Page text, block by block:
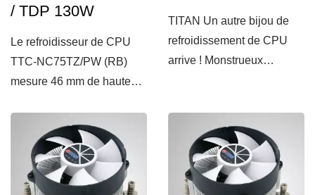
/ TDP 130W
Le refroidisseur de CPU
TTC-NC75TZ/PW (RB)
mesure 46 mm de hauteur
TITAN Un autre bijou de
refroidissement de CPU
arrive ! Monstrueux